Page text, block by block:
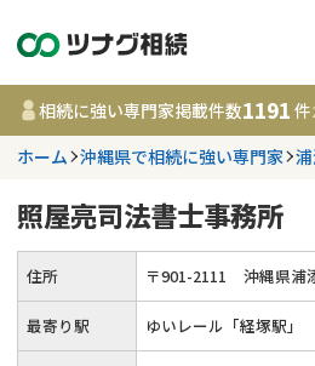
す
事務
相続に強い専門家掲載件数1191 件
ホーム 沖縄県で相続に強い専門家
照屋亮司法書士事務所
住所 〒901-2111 沖縄県浦
最寄り駅 ゆいレール「経塚駅」